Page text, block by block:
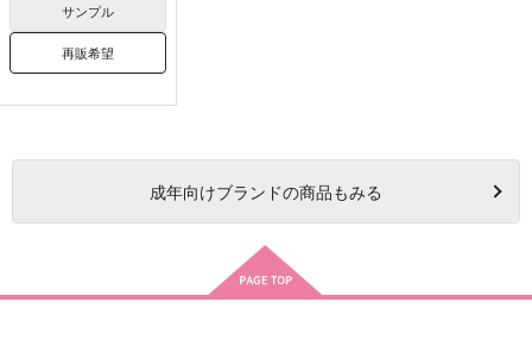
サンプル
再販希望
成年向けブランドの商品もみる